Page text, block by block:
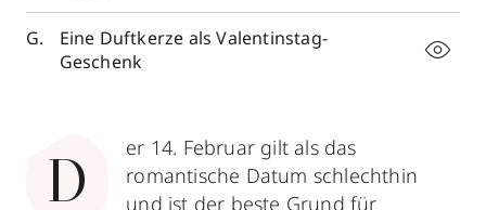
Eine Duftkerze als Valentinstag-
Geschenk
D
er 14. Februar gilt als das
romantische Datum schlechthin
und ist der beste Grund für